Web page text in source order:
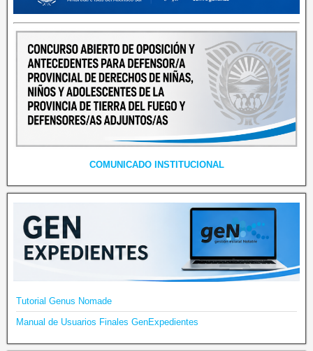
COMUNICADO INSTITUCIONAL
Tutorial Genus Nomade
Manual de Usuarios Finales GenExpedientes